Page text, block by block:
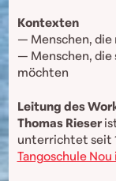
Kontexten
— Menschen, die
— Menschen, die
möchten
Leitung des
Thomas Rieser
unterrichtet seit
Tangoschule